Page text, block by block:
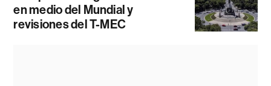
en medio del Mundial y
revisiones del T-MEC